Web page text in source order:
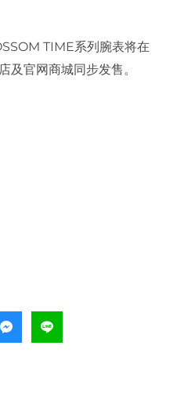
TIME系列腕表将在
及官网商城同步发售。